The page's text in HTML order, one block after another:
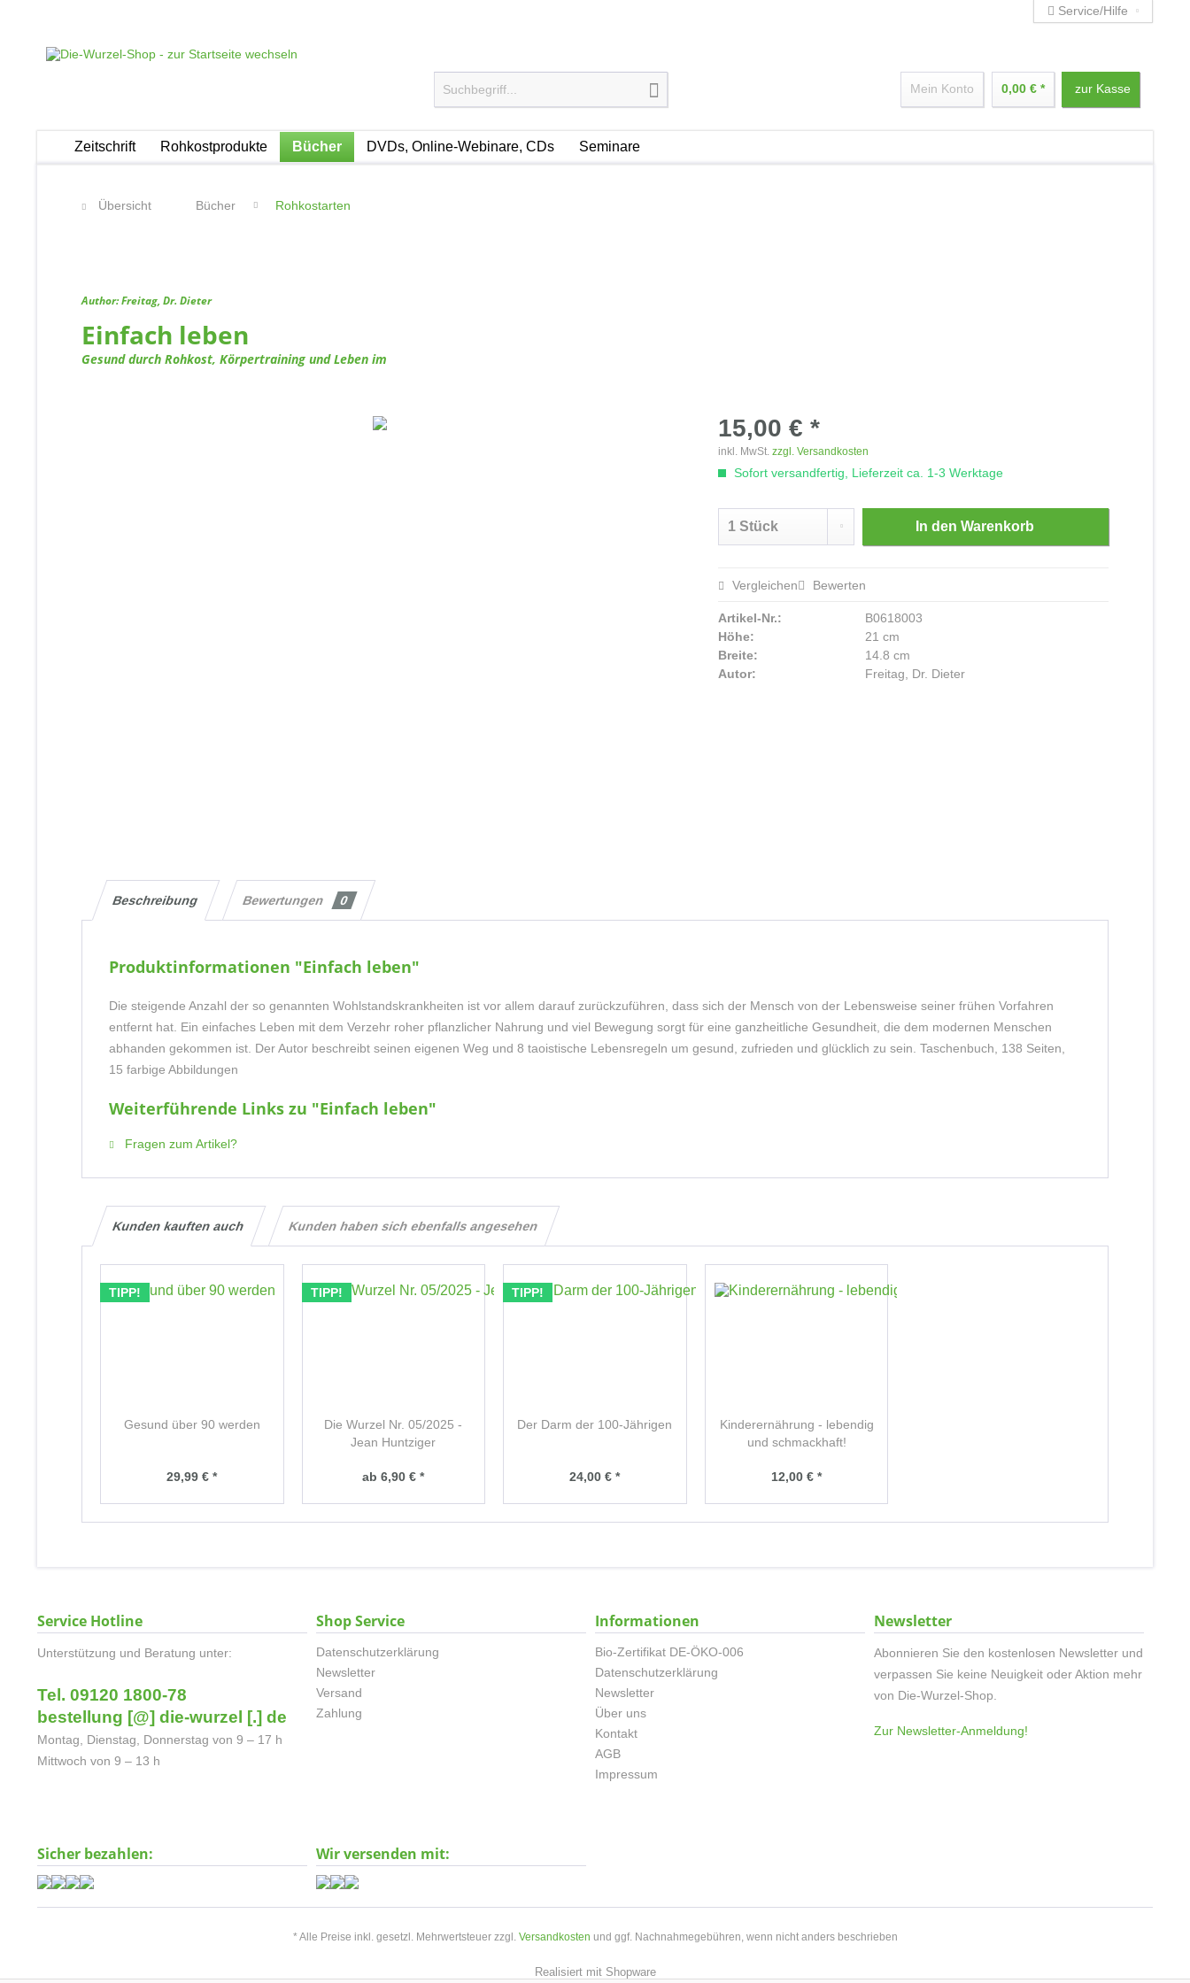
Service/Hilfe
Mein Konto 0,00 € * zur Kasse
Zeitschrift Rohkostprodukte Bücher DVDs, Online-Webinare, CDs Seminare
Übersicht Bücher Rohkostarten
Author: Freitag, Dr. Dieter
Einfach leben
Gesund durch Rohkost, Körpertraining und Leben im
15,00 € *
inkl. MwSt.zzgl. Versandkosten
Sofort versandfertig, Lieferzeit ca. 1-3 Werktage
In den Warenkorb
Vergleichen Bewerten
Artikel-Nr.:
B0618003
Höhe:
21 cm
Breite:
14.8 cm
Autor:
Freitag, Dr. Dieter
Beschreibung Bewertungen 0
Produktinformationen "Einfach leben"
Die steigende Anzahl der so genannten Wohlstandskrankheiten ist vor allem darauf zurückzuführen, dass sich der Mensch von der Lebensweise seiner frühen Vorfahren
entfernt hat. Ein einfaches Leben mit dem Verzehr roher pflanzlicher Nahrung und viel Bewegung sorgt für eine ganzheitliche Gesundheit, die dem modernen Menschen
abhanden gekommen ist. Der Autor beschreibt seinen eigenen Weg und 8 taoistische Lebensregeln um gesund, zufrieden und glücklich zu sein. Taschenbuch, 138 Seiten,
15 farbige Abbildungen
Weiterführende Links zu "Einfach leben"
Fragen zum Artikel?
Kunden kauften auch Kunden haben sich ebenfalls angesehen
TIPP!
Gesund über 90 werden
29,99 € *
TIPP!
Die Wurzel Nr. 05/2025 -
Jean Huntziger
ab 6,90 € *
TIPP!
Der Darm der 100-Jährigen
24,00 € *
Kinderernährung - lebendig
und schmackhaft!
12,00 € *
Service Hotline
Unterstützung und Beratung unter:
Tel. 09120 1800-78
bestellung [@] die-wurzel [.] de
Montag, Dienstag, Donnerstag von 9 – 17 h
Mittwoch von 9 – 13 h
Shop Service
Datenschutzerklärung
Newsletter
Versand
Zahlung
Informationen
Bio-Zertifikat DE-ÖKO-006
Datenschutzerklärung
Newsletter
Über uns
Kontakt
AGB
Impressum
Newsletter
Abonnieren Sie den kostenlosen Newsletter und
verpassen Sie keine Neuigkeit oder Aktion mehr
von Die-Wurzel-Shop.
Zur Newsletter-Anmeldung!
Sicher bezahlen: Wir versenden mit:
* Alle Preise inkl. gesetzl. Mehrwertsteuer zzgl. Versandkosten und ggf. Nachnahmegebühren, wenn nicht anders beschrieben
Realisiert mit Shopware